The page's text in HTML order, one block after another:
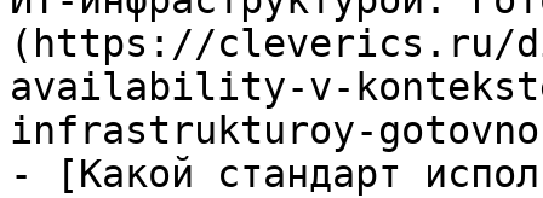
(https://cleverics.ru/
availability-v-
infrastrukturoy-
- [Какой стандарт